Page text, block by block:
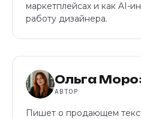
маркетплейсах и как AI-
работу дизайнера.
Ольга
АВТОР
Пишет о продающем